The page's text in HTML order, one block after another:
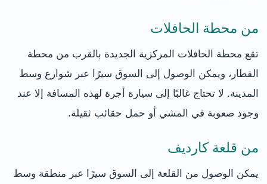
من محطة الحافلات
تقع محطة الحافلات المركزية الجديدة بالقرب من محطة
القطار، ويمكن الوصول إلى السوق سيرًا عبر شوارع وسط
المدينة. لا تحتاج غالبًا إلى سيارة أجرة لهذه المسافة إلا عند
وجود صعوبة في المشي أو حمل حقائب ثقيلة.
من قلعة كارديف
يمكن الوصول من القلعة إلى السوق سيرًا عبر منطقة وسط